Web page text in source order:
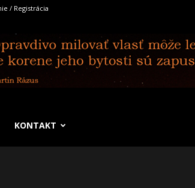
/ Registrácia
KONTAKT